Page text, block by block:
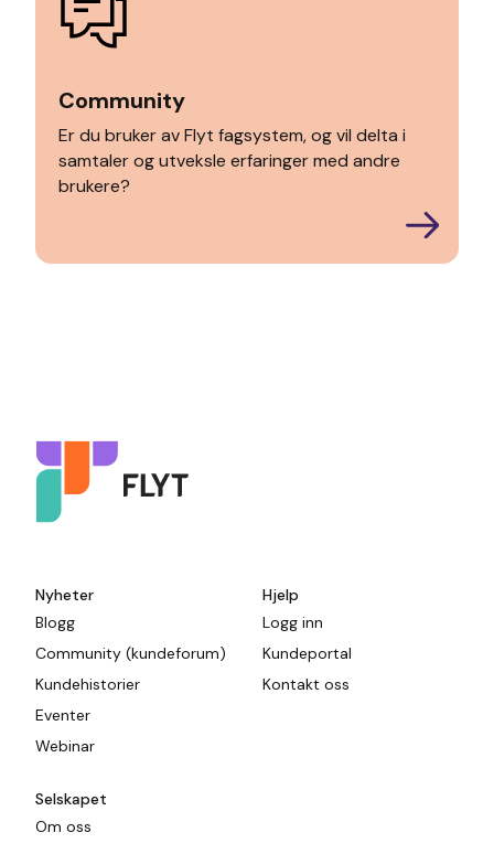
Community
Er du bruker av Flyt fagsystem, og vil delta i
samtaler og utveksle erfaringer med andre
brukere?
Nyheter
Blogg
Community (kundeforum)
Kundehistorier
Eventer
Webinar
Hjelp
Logg inn
Kundeportal
Kontakt oss
Selskapet
Om oss